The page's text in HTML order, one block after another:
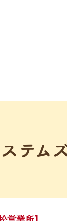
テム